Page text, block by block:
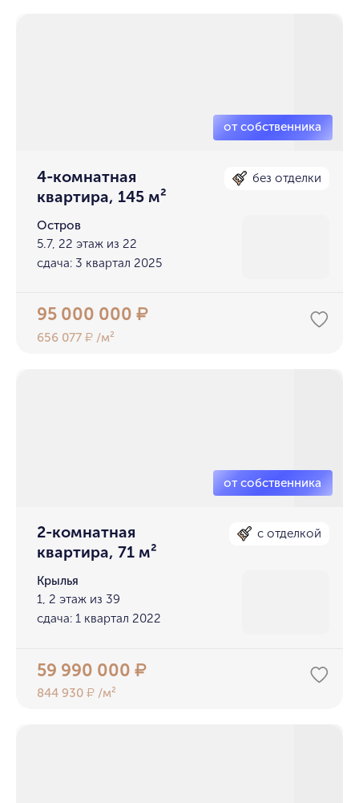
4-комнатная
квартира, 145 м²
без отделки
Остров
5.7, 22 этаж из 22
сдача: 3 квартал 2025
95 000 000₽
656 077₽ /м²
2-комнатная
квартира, 71 м²
с отделкой
Крылья
1, 2 этаж из 39
сдача: 1 квартал 2022
59 990 000₽
844 930₽ /м²